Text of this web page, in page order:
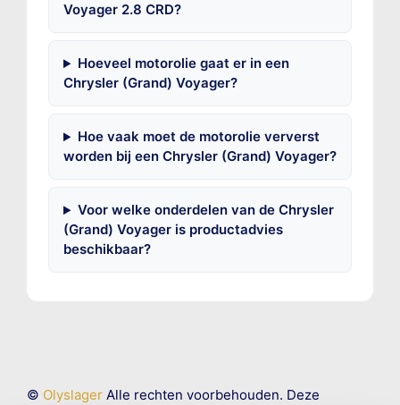
Voyager 2.8 CRD?
Hoeveel motorolie gaat er in een
Chrysler (Grand) Voyager?
Hoe vaak moet de motorolie ververst
worden bij een Chrysler (Grand) Voyager?
Voor welke onderdelen van de Chrysler
(Grand) Voyager is productadvies
beschikbaar?
© OlyslagerAlle rechten voorbehouden. Deze